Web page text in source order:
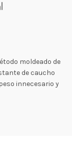
moldeado de
de caucho
innecesario y